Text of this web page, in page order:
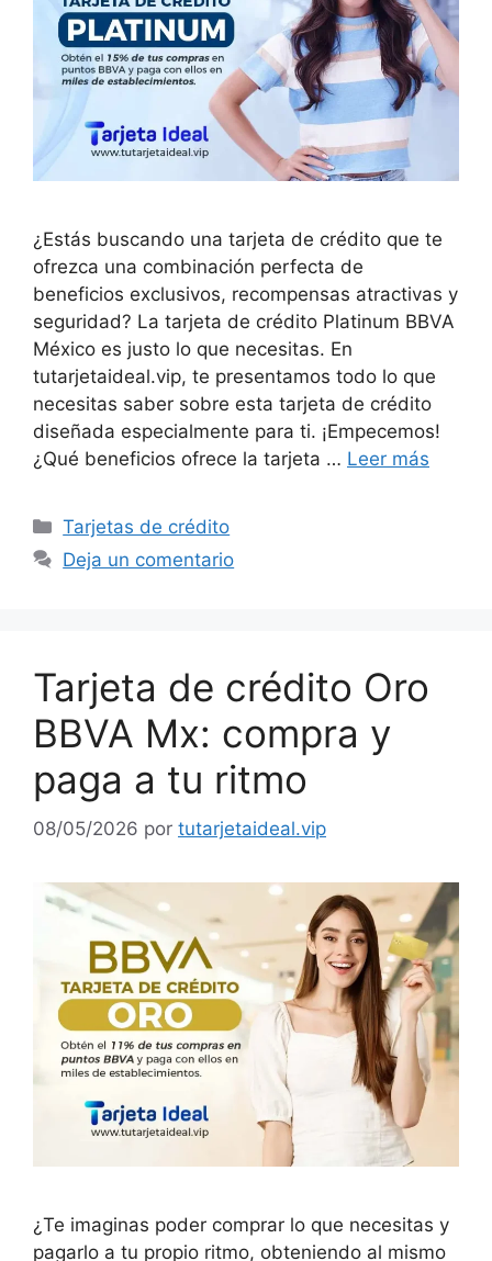
¿Estás buscando una tarjeta de crédito que te
ofrezca una combinación perfecta de
beneficios exclusivos, recompensas atractivas y
seguridad? La tarjeta de crédito Platinum BBVA
México es justo lo que necesitas. En
tutarjetaideal.vip, te presentamos todo lo que
necesitas saber sobre esta tarjeta de crédito
diseñada especialmente para ti. ¡Empecemos!
¿Qué beneficios ofrece la tarjeta … Leer más
Categorías
Tarjetas de crédito
Deja un comentario
Tarjeta de crédito Oro
BBVA Mx: compra y
paga a tu ritmo
08/05/2026 por tutarjetaideal.vip
¿Te imaginas poder comprar lo que necesitas y
pagarlo a tu propio ritmo, obteniendo al mismo